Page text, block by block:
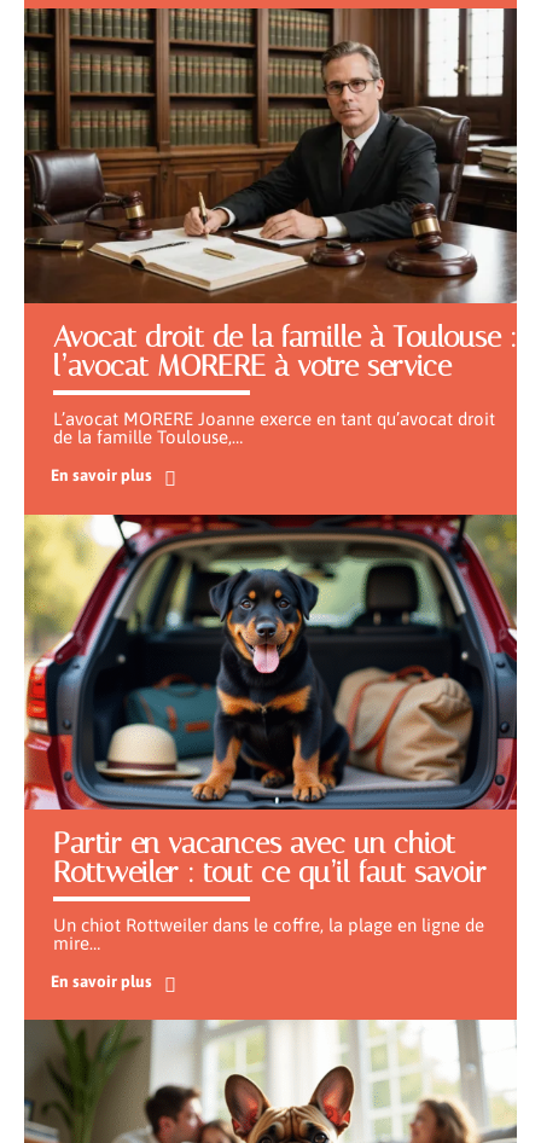
Avocat droit de la famille à Toulouse :
l’avocat MORERE à votre service
L’avocat MORERE Joanne exerce en tant qu’avocat droit
de la famille Toulouse,…
En savoir plus
Partir en vacances avec un chiot
Rottweiler : tout ce qu’il faut savoir
Un chiot Rottweiler dans le coffre, la plage en ligne de
mire…
En savoir plus